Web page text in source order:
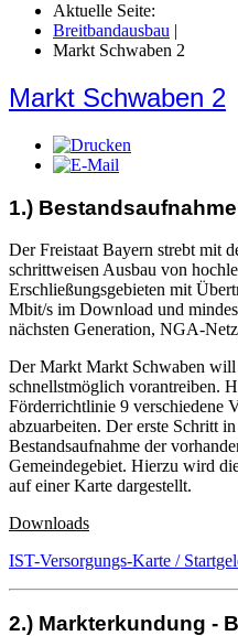
Aktuelle Seite:
Breitbandausbau |
Markt Schwaben 2
Markt Schwaben 2
1.) Bestandsaufnahme
Der Freistaat Bayern strebt mit
schrittweisen Ausbau von
Erschließungsgebieten mit
Mbit/s im Download und
nächsten Generation, NGA-
Der Markt Markt Schwaben will
schnellstmöglich vorantreiben.
Förderrichtlinie 9 verschiedene
abzuarbeiten. Der erste Schritt
Bestandsaufnahme der
Gemeindegebiet. Hierzu wird
auf einer Karte dargestellt.
Downloads
IST-Versorgungs-Karte /
2.) Markterkundung -